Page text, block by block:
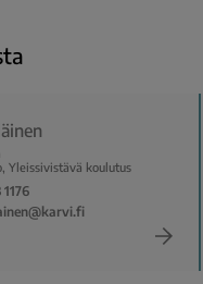
Yleissivistävä koulutus